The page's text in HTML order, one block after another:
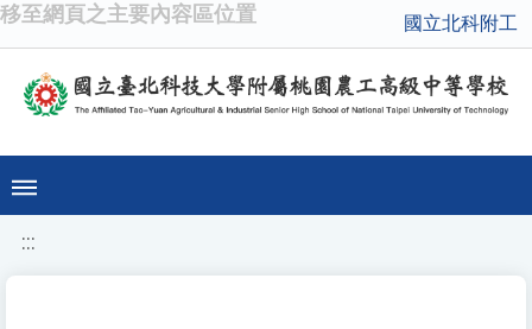
移至網頁之主要內容區位置 國立北科附工
:::